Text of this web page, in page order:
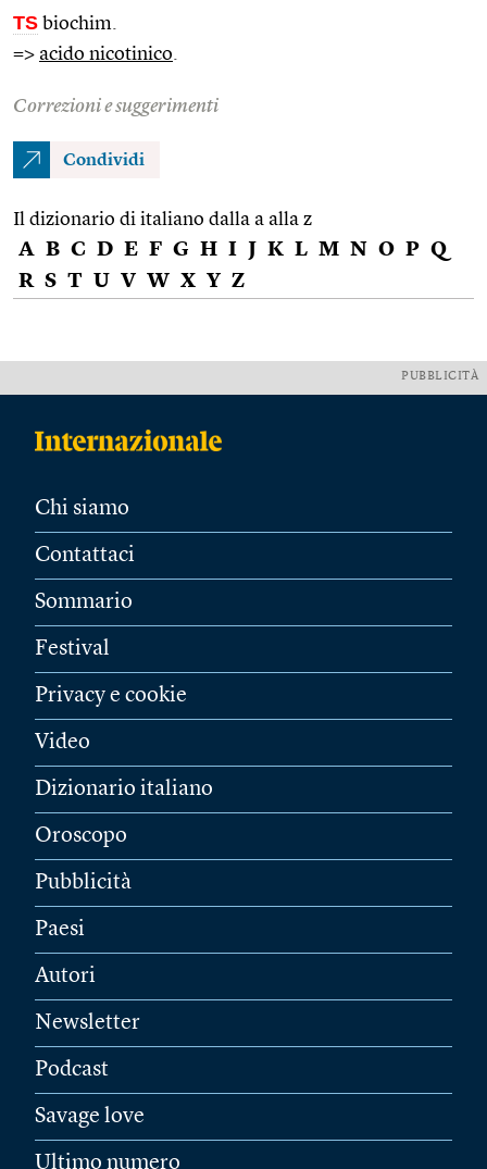
TS biochim.
=> acido nicotinico
Correzioni e suggerimenti
Condividi
Il dizionario di italiano dalla a alla z
A B C D E F G H I J K L M N O P Q
R S T U V W X Y Z
PUBBLICITÀ
Chi siamo
Contattaci
Sommario
Festival
Privacy e cookie
Video
Dizionario italiano
Oroscopo
Pubblicità
Paesi
Autori
Newsletter
Podcast
Savage love
Ultimo numero